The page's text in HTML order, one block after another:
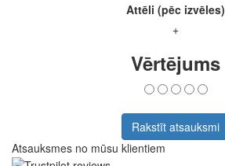
Attēli (pēc izvēles)
+
Vērtējums
Rakstīt atsauksmi
Atsauksmes no mūsu klientiem